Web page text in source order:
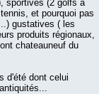
sportives (2 golfs à
et pourquoi pas
gustatives ( les
produits régionaux,
chateauneuf du
d'été dont celui